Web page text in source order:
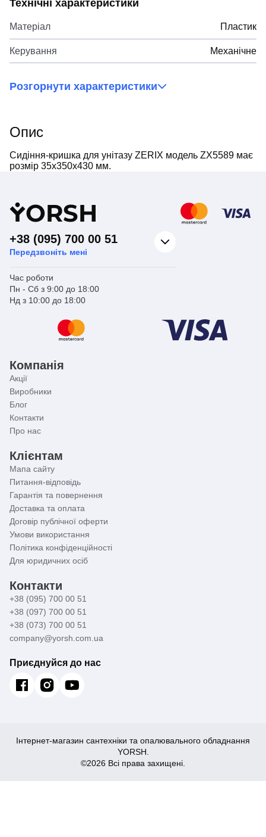
Технічні характеристики
Матеріал Пластик
Керування Механічне
Розгорнути характеристики
Опис
Сидіння-кришка для унітазу ZERIX модель ZX5589 має
розмір 35x350x430 мм.
YORSH
+38 (095) 700 00 51
Передзвоніть мені
Час роботи
Пн - Сб з 9:00 до 18:00
Нд з 10:00 до 18:00
Компанія
Акції
Виробники
Блог
Контакти
Про нас
Клієнтам
Мапа сайту
Питання-відповідь
Гарантія та повернення
Доставка та оплата
Договір публічної оферти
Умови використання
Політика конфіденційності
Для юридичних осіб
Контакти
+38 (095) 700 00 51
+38 (097) 700 00 51
+38 (073) 700 00 51
company@yorsh.com.ua
Приєднуйся до нас
Інтернет-магазин сантехніки та опалювального обладнання
YORSH.
©2026 Всі права захищені.